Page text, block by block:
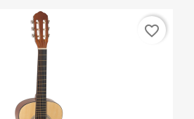
favorite_border